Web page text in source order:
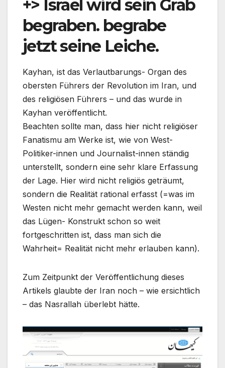
+> Israel wird sein Grab
begraben. begrabe
jetzt seine Leiche.
Kayhan, ist das Verlautbarungs- Organ des
obersten Führers der Revolution im Iran, und
des religiösen Führers – und das wurde in
Kayhan veröffentlicht.
Beachten sollte man, dass hier nicht religiöser
Fanatismu am Werke ist, wie von West-
Politiker-innen und Journalist-innen ständig
unterstellt, sondern eine sehr klare Erfassung
der Lage. Hier wird nicht religiös geträumt,
sondern die Realität rational erfasst (=was im
Westen nicht mehr gemacht werden kann, weil
das Lügen- Konstrukt schon so weit
fortgeschritten ist, dass man sich die
Wahrheit= Realität nicht mehr erlauben kann).
Zum Zeitpunkt der Veröffentlichung dieses
Artikels glaubte der Iran noch – wie ersichtlich
– das Nasrallah überlebt hätte.